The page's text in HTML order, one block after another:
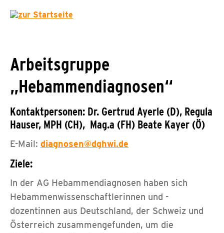
Arbeitsgruppe
„Hebammendiagnosen“
Kontaktpersonen: Dr. Gertrud Ayerle (D), Regula
Hauser, MPH (CH), Mag.a (FH) Beate Kayer (Ö)
E-Mail: diagnosen@dghwi.de
Ziele:
In der AG Hebammendiagnosen haben sich
Hebammenwissenschaftlerinnen und -
dozentinnen aus Deutschland, der Schweiz und
Österreich zusammengefunden, um die